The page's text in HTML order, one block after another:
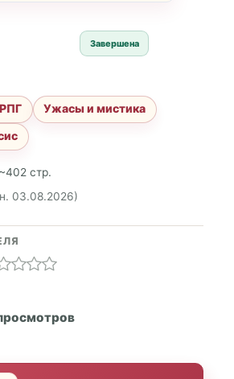
Завершена
стр.
03.08.2026)
Ужасы и мистика